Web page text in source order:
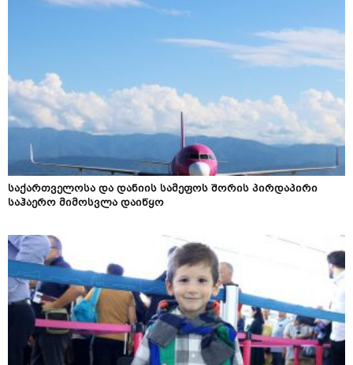
საქართველოსა და დანიის სამეფოს შორის პირდაპირი
საჰაერო მიმოსვლა დაიწყო